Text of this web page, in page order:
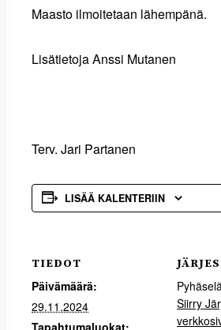
Maasto ilmoitetaan lähempänä.
Lisätietoja Anssi Mutanen
Terv. Jari Partanen
LISÄÄ KALENTERIIN
TIEDOT
Päivämäärä:
29.11.2024
Siirry